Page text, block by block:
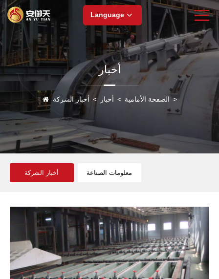
Language
أخبار
الصفحة الأمامية > أخبار > أخبار الشركة >
أخبار الشركة معلومات الصناعة